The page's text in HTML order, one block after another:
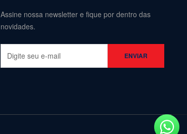
Assine nossa newsletter e fique por dentro das
novidades.